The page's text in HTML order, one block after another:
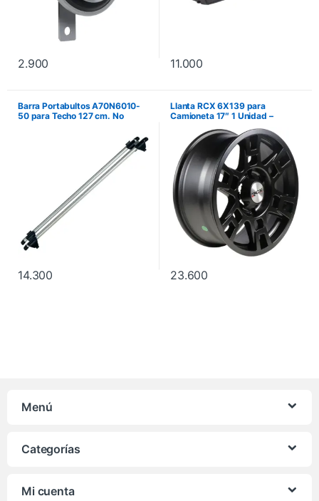
2.900 11.000
Barra Portabultos A70N6010-
50 para Techo 127 cm. No
14.300
Llanta RCX 6X139 para
Camioneta 17″ 1 Unidad –
Negro. No incluye instalación.
23.600
Menú
Categorías
Mi cuenta